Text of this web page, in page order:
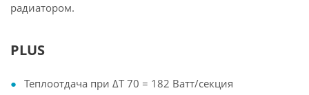
радиатором.
PLUS
Теплоотдача при ΔТ 70 = 182 Ватт/секция